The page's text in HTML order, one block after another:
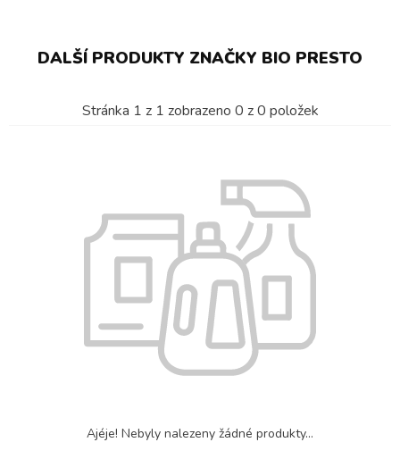
DALŠÍ PRODUKTY ZNAČKY BIO PRESTO
Stránka 1 z 1 zobrazeno 0 z0 položek
Ajéje! Nebyly nalezeny žádné produkty...